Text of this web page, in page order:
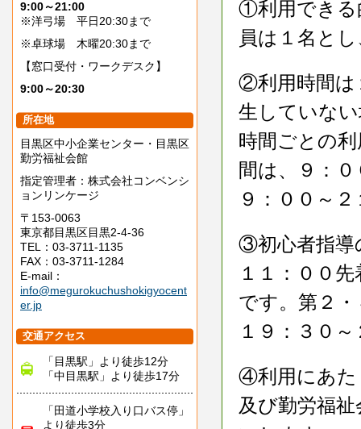
9:00～21:00
※洋弓場 平日20:30まで
※卓球場 木曜20:30まで
【窓口受付・ワークデスク】
9:00～20:30
所在地
目黒区中小企業センター・目黒区
勤労福祉会館
指定管理者：株式会社コンベンシ
ョンリンケージ
〒153-0063
東京都目黒区目黒2-4-36
TEL：03-3711-1135
FAX：03-3711-1284
E-mail：
info@megurokuchushokigyocent
er.jp
交通アクセス
「目黒駅」より徒歩12分
「中目黒駅」より徒歩17分
「田道小学校入り口バス停」
より徒歩3分
①利用できる
員は１名と
②利用時間は
生していな
時間ごとの
間は、９：
９：００～
③初心者指導
１１：００
です。第２
１９：３０
④利用にあた
及び勤労福